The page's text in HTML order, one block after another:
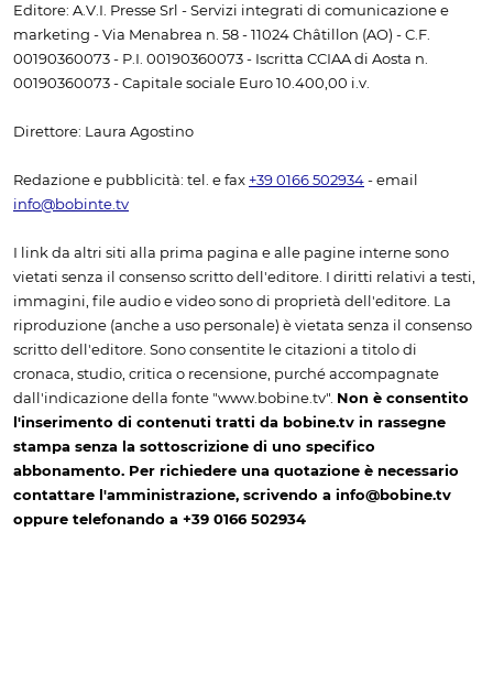
Editore: A.V.I. Presse Srl - Servizi integrati di comunicazione e
marketing - Via Menabrea n. 58 - 11024 Châtillon (AO) - C.F.
00190360073 - P.I. 00190360073 - Iscritta CCIAA di Aosta n.
00190360073 - Capitale sociale Euro 10.400,00 i.v.
Direttore: Laura Agostino
Redazione e pubblicità: tel. e fax +39 0166 502934 - email
info@bobinte.tv
I link da altri siti alla prima pagina e alle pagine interne sono
vietati senza il consenso scritto dell'editore. I diritti relativi a testi,
immagini, file audio e video sono di proprietà dell'editore. La
riproduzione (anche a uso personale) è vietata senza il consenso
scritto dell'editore. Sono consentite le citazioni a titolo di
cronaca, studio, critica o recensione, purché accompagnate
dall'indicazione della fonte "www.bobine.tv". Non è consentito
l'inserimento di contenuti tratti da bobine.tv in rassegne
stampa senza la sottoscrizione di uno specifico
abbonamento. Per richiedere una quotazione è necessario
contattare l'amministrazione, scrivendo a info@bobine.tv
oppure telefonando a +39 0166 502934